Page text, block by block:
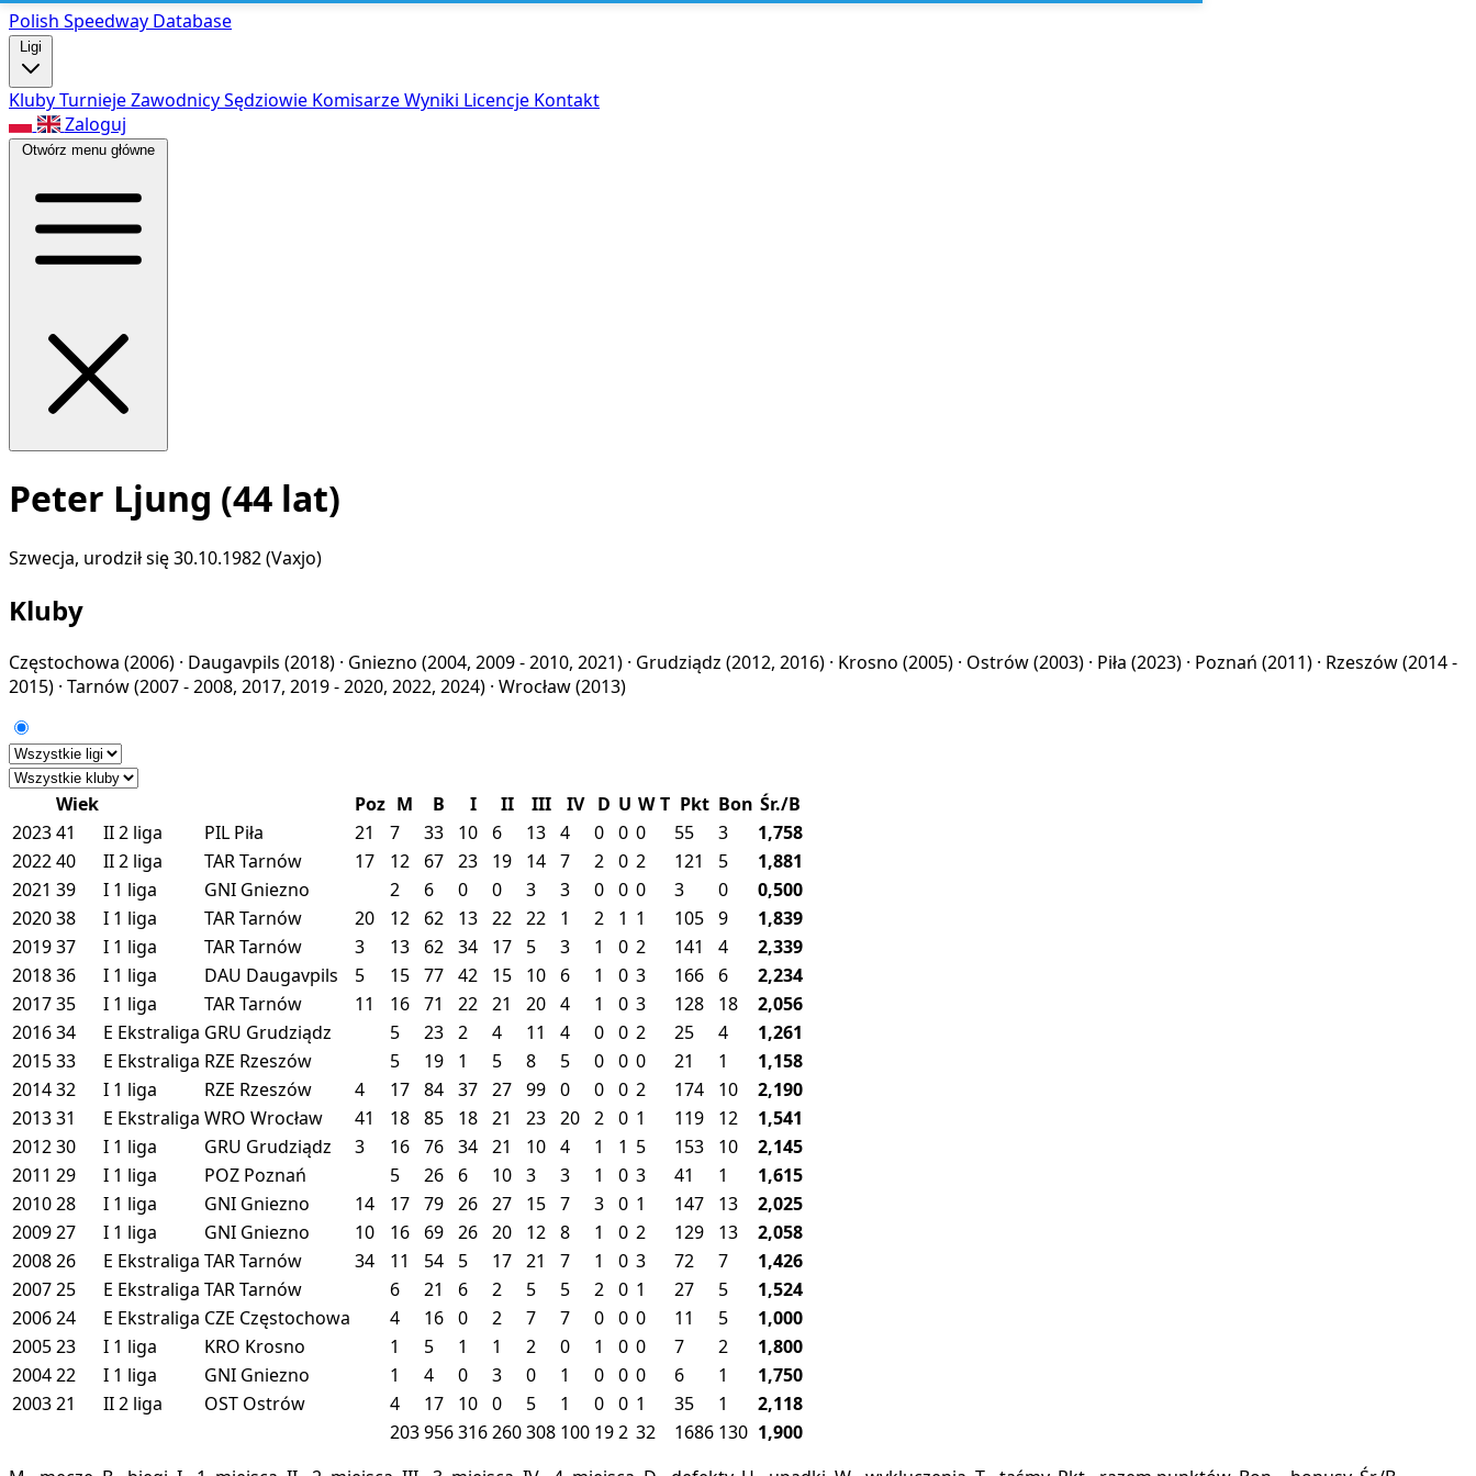
Polish Speedway Database
Ligi
KlubyTurniejeZawodnicySędziowie KomisarzeWyniki Licencje Kontakt
Zaloguj
Otwórz menu główne
Peter Ljung (44 lat)
Szwecja, urodził się 30.10.1982 (Vaxjo)
Kluby
Częstochowa (2006) · Daugavpils (2018) · Gniezno (2004, 2009 - 2010, 2021) · Grudziądz (2012, 2016) · Krosno (2005) · Ostrów(2003) · Piła (2023) · Poznań (2011) · Rzeszów(2014 -
2015) · Tarnów(2007 - 2008, 2017, 2019 - 2020, 2022, 2024) · Wrocław(2013)
Wiek Poz M B I II III IV D U W T Pkt Bon Śr./B
202341 II2 liga PIL Piła 21 7 33 10 6 13 4 0 0 0 55 3
1,758
202240 II2 liga TARTarnów 17 12 67 23 19 14 7 2 0 2 121 5
1,881
2021 39 I 1 liga GNI Gniezno 2 6 0 0 3 3 0 0 0 3 0
0,500
202038 I 1 liga TARTarnów 20 12 62 13 22 22 1 2 1 1 105 9
1,839
201937 I 1 liga TARTarnów 3 13 62 34 17 5 3 1 0 2 141 4
2,339
201836 I 1 liga DAU Daugavpils 5 15 77 42 15 10 6 1 0 3 166 6
2,234
201735 I 1 liga TARTarnów 11 16 71 22 21 20 4 1 0 3 128 18
2,056
201634 E Ekstraliga GRU Grudziądz 5 23 2 4 11 4 0 0 2 25 4
1,261
201533 E Ekstraliga RZE Rzeszów 5 19 1 5 8 5 0 0 0 21 1
1,158
201432 I 1 liga RZE Rzeszów 4 17 84 37 27 99 0 0 0 2 174 10
2,190
201331 E Ekstraliga WRO Wrocław 41 18 85 18 21 23 20 2 0 1 119 12
1,541
201230 I 1 liga GRU Grudziądz 3 16 76 34 21 10 4 1 1 5 153 10
2,145
2011 29 I 1 liga POZ Poznań 5 26 6 10 3 3 1 0 3 41 1
1,615
201028 I 1 liga GNI Gniezno 14 17 79 26 27 15 7 3 0 1 147 13
2,025
200927 I 1 liga GNI Gniezno 10 16 69 26 20 12 8 1 0 2 129 13
2,058
200826 E Ekstraliga TARTarnów 34 11 54 5 17 21 7 1 0 3 72 7
1,426
200725 E Ekstraliga TARTarnów 6 21 6 2 5 5 2 0 1 27 5
1,524
200624 E Ekstraliga CZE Częstochowa 4 16 0 2 7 7 0 0 0 11 5
1,000
200523 I 1 liga KRO Krosno 1 5 1 1 2 0 1 0 0 7 2
1,800
200422 I 1 liga GNI Gniezno 1 4 0 3 0 1 0 0 0 6 1
1,750
200321 II2 liga OST Ostrów 4 17 10 0 5 1 0 0 1 35 1
2,118
203956316260308 100 192 32 1686 130 1,900